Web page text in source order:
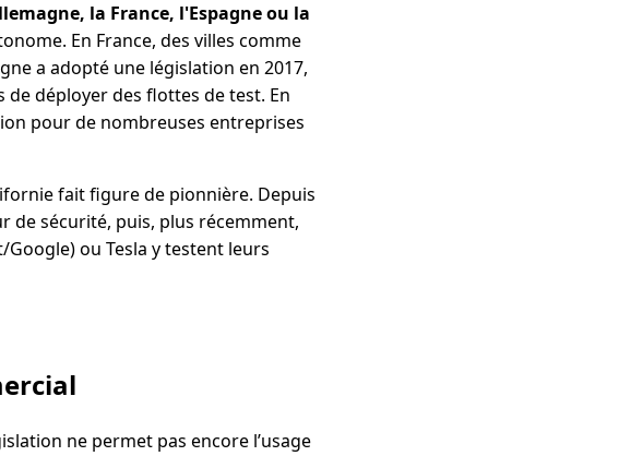
la France, l'Espagne ou la
En France, des villes comme
a adopté une législation en 2017,
déployer des flottes de test. En
pour de nombreuses entreprises
fait figure de pionnière. Depuis
de sécurité, puis, plus récemment,
ou Tesla y testent leurs
ne permet pas encore l’usage